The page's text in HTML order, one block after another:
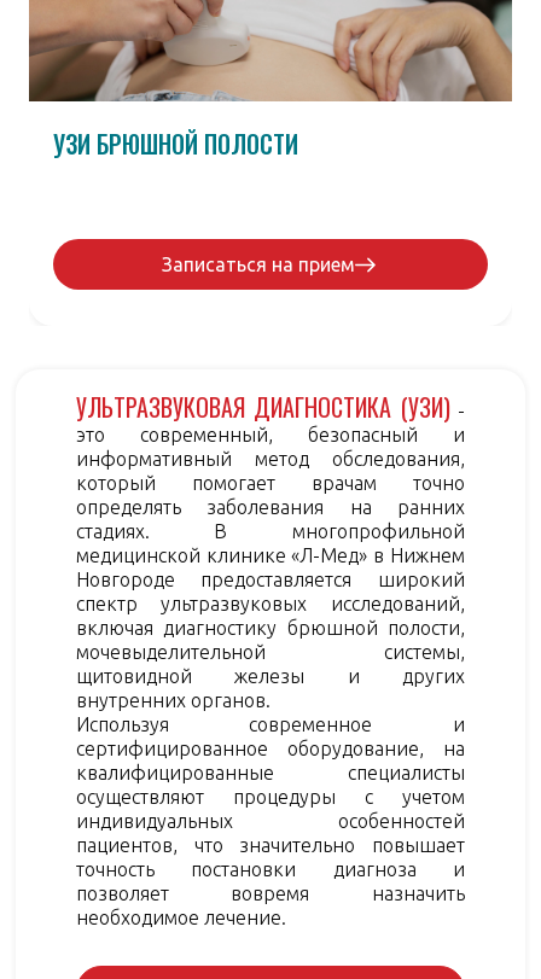
УЗИ БРЮШНОЙ ПОЛОСТИ
Записаться на прием
УЛЬТРАЗВУКОВАЯ ДИАГНОСТИКА (УЗИ)-
это современный, безопасный и
информативный метод обследования,
который помогает врачам точно
определять заболевания на ранних
стадиях. В многопрофильной
медицинской клинике «Л-Мед» в Нижнем
Новгороде предоставляется широкий
спектр ультразвуковых исследований,
включая диагностику брюшной полости,
мочевыделительной системы,
щитовидной железы и других
внутренних органов.
Используя современное и
сертифицированное оборудование, на
квалифицированные специалисты
осуществляют процедуры с учетом
индивидуальных особенностей
пациентов, что значительно повышает
точность постановки диагноза и
позволяет вовремя назначить
необходимое лечение.